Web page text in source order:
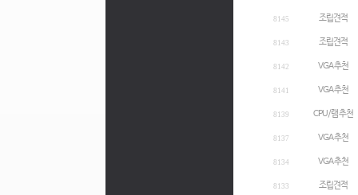
8145 조립견적
8143 조립견적
8142 VGA 추천
8141 VGA 추천
8139 CPU/램 추천
8137 VGA 추천
8134 VGA 추천
8133 조립견적